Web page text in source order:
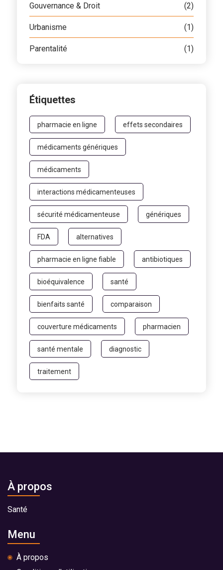
Gouvernance & Droit (2)
Urbanisme (1)
Parentalité (1)
Étiquettes
pharmacie en ligne effets secondaires
médicaments génériques
médicaments
interactions médicamenteuses
sécurité médicamenteuse génériques
FDA alternatives
pharmacie en ligne fiable antibiotiques
bioéquivalence santé
bienfaits santé comparaison
couverture médicaments pharmacien
santé mentale diagnostic
traitement
À propos
Santé
Menu
À propos